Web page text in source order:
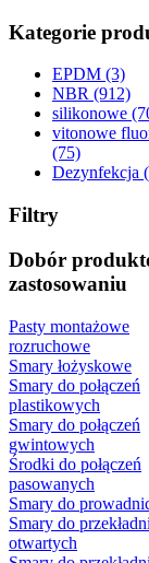
Kategorie
EPDM (3)
NBR (912)
silikonowe
vitonowe
(75)
Dezynfekcja
Filtry
Dobór
zastosowaniu
Pasty montażowe
rozruchowe
Smary łożyskowe
Smary do połączeń
plastikowych
Smary do połączeń
gwintowych
Środki do połączeń
pasowanych
Smary do
Smary do przekładni
otwartych